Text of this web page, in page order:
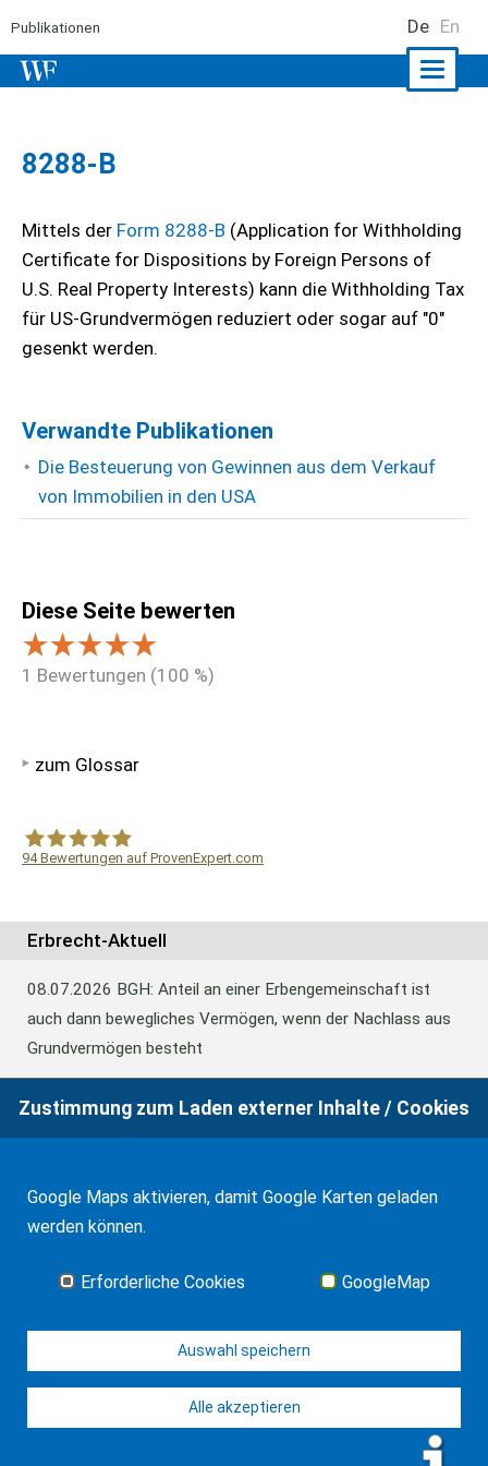
Publikationen De En
8288-B
Mittels der Form 8288-B (Application for Withholding
Certificate for Dispositions by Foreign Persons of
U.S. Real Property Interests) kann die Withholding Tax
für US-Grundvermögen reduziert oder sogar auf "0"
gesenkt werden.
Verwandte Publikationen
Die Besteuerung von Gewinnen aus dem Verkauf
von Immobilien in den USA
Diese Seite bewerten
1 Bewertungen (100 %)
zum Glossar
94Bewertungen auf ProvenExpert.com
Erbrecht-Aktuell
08.07.2026 BGH: Anteil an einer Erbengemeinschaft ist
auch dann bewegliches Vermögen, wenn der Nachlass aus
Grundvermögen besteht
BFH: Abweichende Festsetzung aus
17.03.2026Andalusien: Vergünstigungen bei der
Alle Neuigkeiten
© J-H. Frank, Fachanwalt Erbrecht 2026
Zustimmung zum Laden externer Inhalte / Cookies
Google Maps aktivieren, damit Google Karten geladen
werden können.
Erforderliche Cookies GoogleMap
Auswahl speichern
Alle akzeptieren